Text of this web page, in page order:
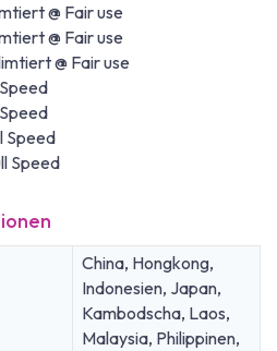
@ Fair use
@ Fair use
@ Fair use
Speed
Speed
China, Hongkong,
Indonesien, Japan,
Kambodscha, Laos,
Malaysia, Philippinen,